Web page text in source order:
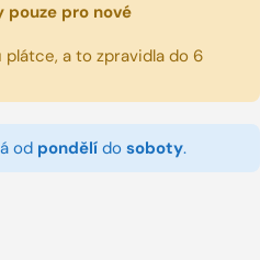
pouze pro nové
a to zpravidla do 6
od pondělído soboty.